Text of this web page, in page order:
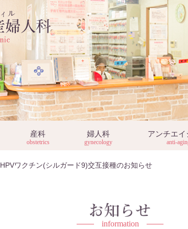
産科
obstetrics
婦人科
gynecology
アンチエイ
anti-
HPVワクチン(シルガード9)交互接種のお知らせ
information